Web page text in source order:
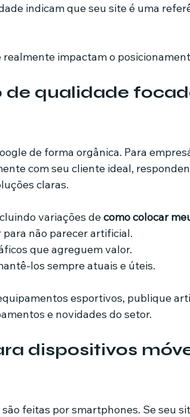
indicam que seu site é uma
impactam o
de qualidade
de forma orgânica. Para
com seu cliente ideal,
claras.
variações de como colocar
para não parecer artificial.
que agreguem valor.
los sempre atuais e úteis.
esportivos, publique
e novidades do setor.
dispositivos
feitas por smartphones. Se seu